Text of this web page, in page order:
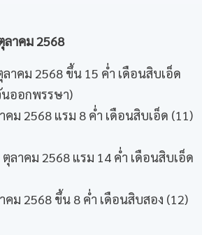
ลาคม2568
าคม 2568 ขึ้น 15 ค่ำ เดือนสิบเอ็ด
ออกพรรษา)
ม 2568 แรม 8 ค่ำ เดือนสิบเอ็ด (11)
ลาคม 2568 แรม 14 ค่ำ เดือนสิบเอ็ด
ม 2568 ขึ้น 8 ค่ำ เดือนสิบสอง (12)